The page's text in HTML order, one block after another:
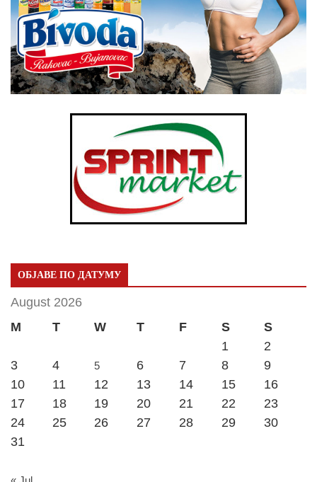
ОБЈАВЕ ПО ДАТУМУ
August 2026
M
T W T F S
S
1
2
3
4 5 6 7 8
9
10
11 12 13 14 15
16
17
18 19 20 21 22
23
24
25 26 27 28 29
30
31